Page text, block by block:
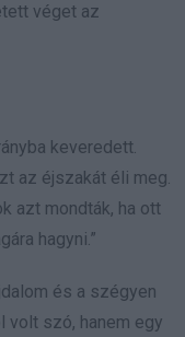
véget az
keveredett.
az éjszakát éli meg.
azt mondták, ha ott
hagyni.”
és a szégyen
volt szó, hanem egy